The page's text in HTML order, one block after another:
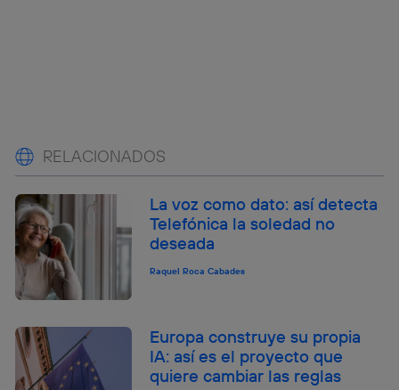
RELACIONADOS
La voz como dato: así detecta
Telefónica la soledad no
deseada
Raquel Roca Cabades
Europa construye su propia
IA: así es el proyecto que
quiere cambiar las reglas